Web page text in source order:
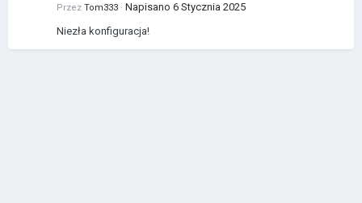
Przez Tom333 · Napisano 6 Stycznia 2025
Niezła konfiguracja!